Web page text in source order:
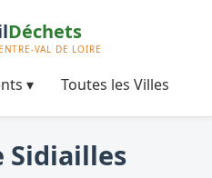
▾ Toutes les Villes
Sidiailles